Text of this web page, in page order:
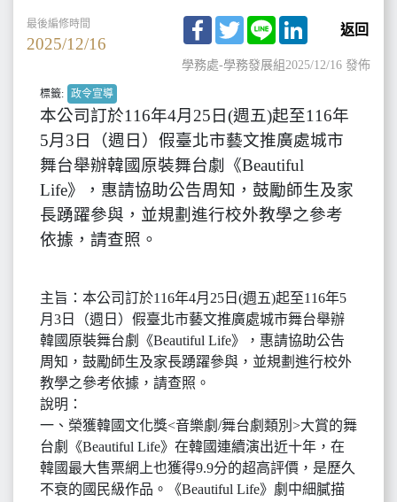
最後編修時間
2025/12/16
Facebook
TwitterLine LinkedIn
返回
學務處-學務發展組2025/12/16 發佈
標籤: 政令宣導
本公司訂於116年4月25日(週五)起至116年
5月3日（週日）假臺北市藝文推廣處城市
舞台舉辦韓國原裝舞台劇《Beautiful
Life》，惠請協助公告周知，鼓勵師生及家
長踴躍參與，並規劃進行校外教學之參考
依據，請查照。
主旨：本公司訂於116年4月25日(週五)起至116年5
月3日（週日）假臺北市藝文推廣處城市舞台舉辦
韓國原裝舞台劇《Beautiful Life》，惠請協助公告
周知，鼓勵師生及家長踴躍參與，並規劃進行校外
教學之參考依據，請查照。
說明：
一、榮獲韓國文化獎<音樂劇/舞台劇類別>大賞的舞
台劇《Beautiful Life》在韓國連續演出近十年，在
韓國最大售票網上也獲得9.9分的超高評價，是歷久
不衰的國民級作品。《Beautiful Life》劇中細膩描